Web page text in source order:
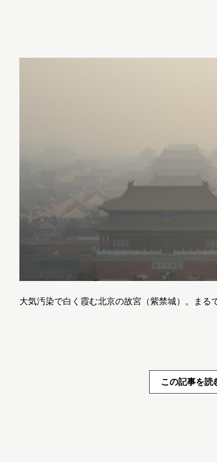
大気汚染で白く霞む北京の故宮（紫禁城）。まる
この記事を読